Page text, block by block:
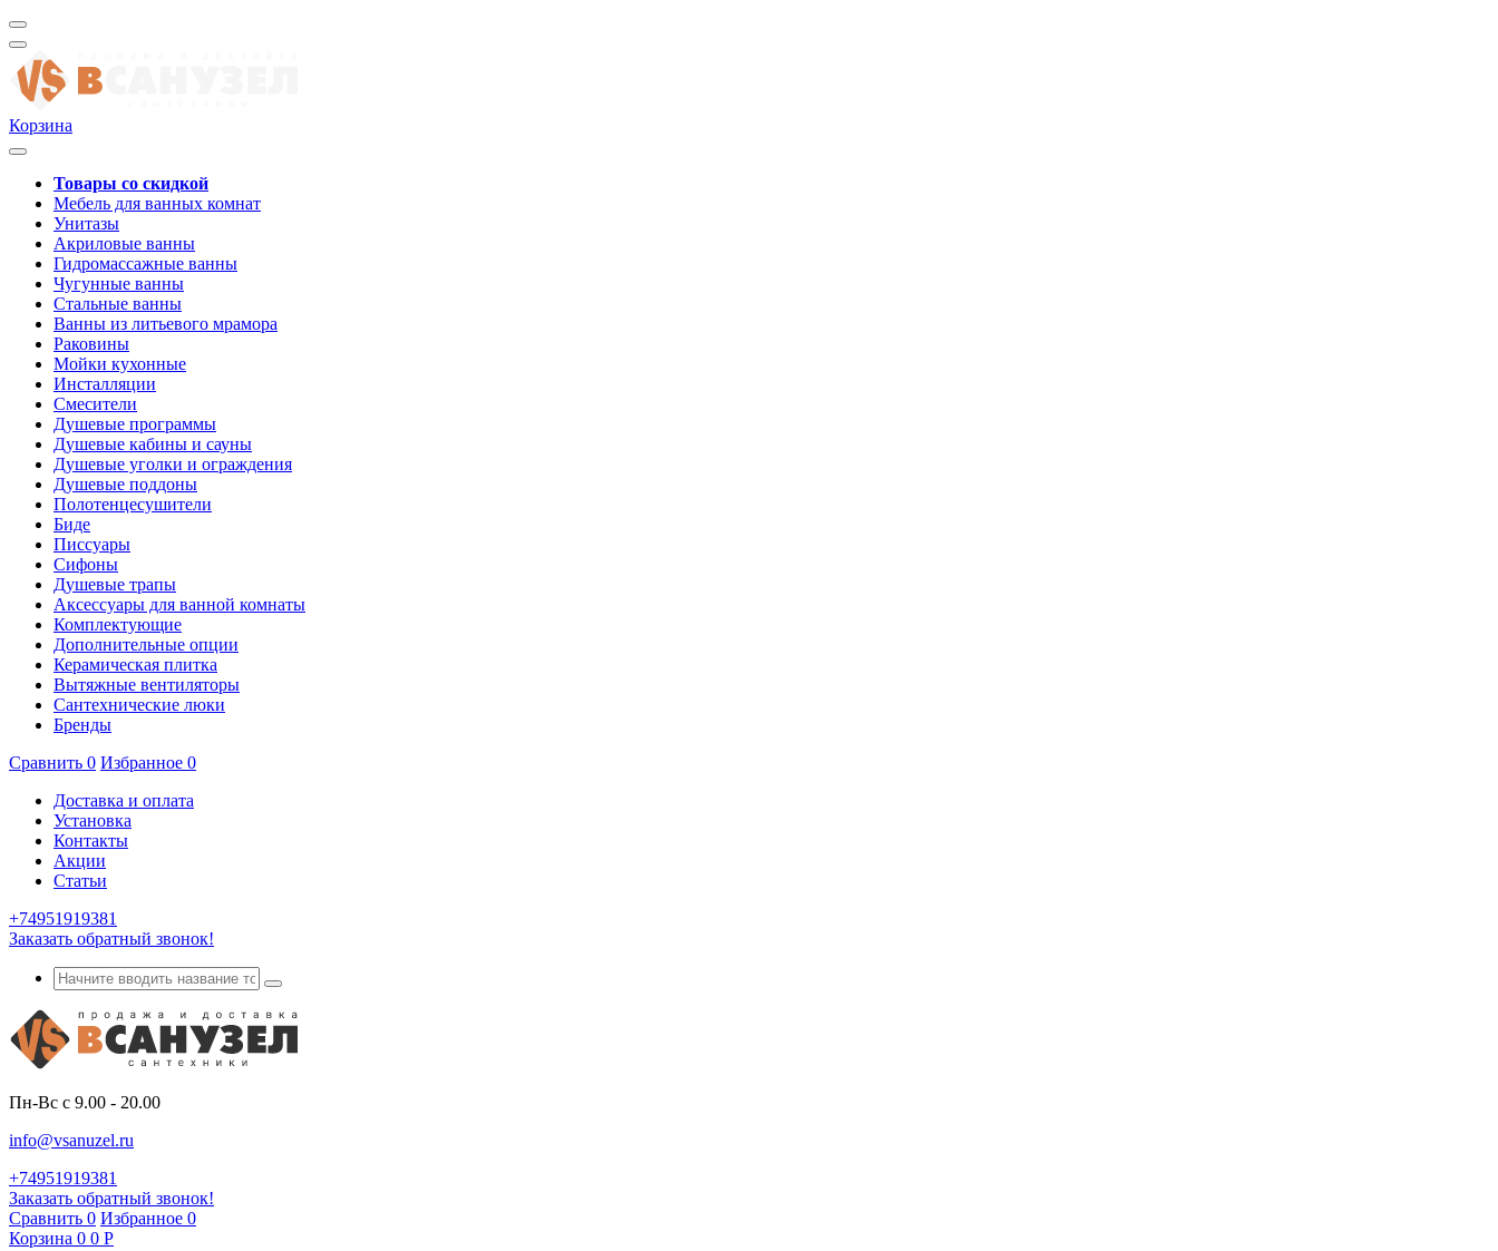
Корзина
Товары со скидкой
Мебель для ванных комнат
Унитазы
Акриловые ванны
Гидромассажные ванны
Чугунные ванны
Стальные ванны
Ванны из литьевого мрамора
Раковины
Мойки кухонные
Инсталляции
Смесители
Душевые программы
Душевые кабины и сауны
Душевые уголки и ограждения
Душевые поддоны
Полотенцесушители
Биде
Писсуары
Сифоны
Душевые трапы
Аксессуары для ванной комнаты
Комплектующие
Дополнительные опции
Керамическая плитка
Вытяжные вентиляторы
Сантехнические люки
Бренды
Сравнить 0 Избранное 0
Доставка и оплата
Установка
Контакты
Акции
Статьи
+74951919381
Заказать обратный звонок!
Пн-Вс с 9.00 - 20.00
info@vsanuzel.ru
+74951919381
Заказать обратный звонок!
Сравнить 0 Избранное 0
Корзина 0 0 Р